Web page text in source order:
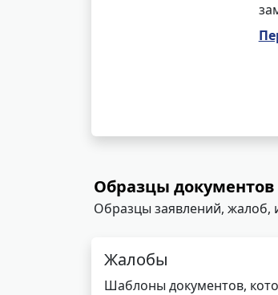
Образцы документов
Образцы заявлений, жалоб,
Жалобы
Шаблоны документов,